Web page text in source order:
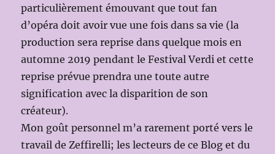
particulièrement émouvant que tout fan
d’opéra doit avoir vue une fois dans sa vie (la
production sera reprise dans quelque mois en
automne 2019 pendant le Festival Verdi et cette
reprise prévue prendra une toute autre
signification avec la disparition de son
créateur).
Mon goût personnel m’a rarement porté vers le
travail de Zeffirelli; les lecteurs de ce Blog et du